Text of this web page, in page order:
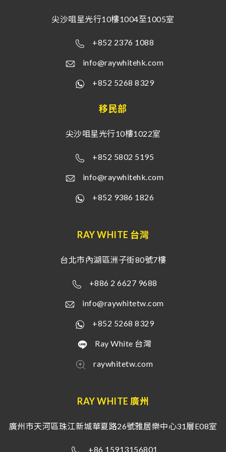
尖沙咀星光行10樓1004至1005室
+852 2376 1088
info@raywhitehk.com
+852 5268 8329
移民部
尖沙咀星光行10樓1022室
+852 5802 5195
info@raywhitehk.com
+852 9386 1826
RAY WHITE 台灣
台北市內湖區洲子街80號7樓
+886 2 6627 9688
info@raywhitetw.com
+852 5268 8329
Ray White 台灣
raywhitetw.com
RAY WHITE 廣州
廣州市天河區珠江新城華夏路26號雅居樂中心31層E08室
+86 15913156801